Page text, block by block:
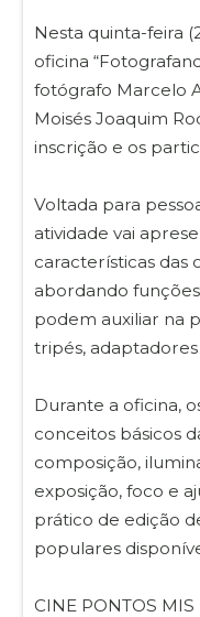
Nesta quinta-feira
oficina
fotógrafo Marcelo
Moisés Joaquim
inscrição e os
Voltada para
atividade vai
características das
abordando
podem auxiliar na
tripés,
Durante a oficina,
conceitos básicos
composição,
exposição, foco e
prático de edição
populares
CINE PONTOS MIS